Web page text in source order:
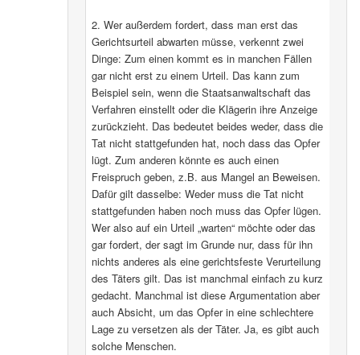
2. Wer außerdem fordert, dass man erst das
Gerichtsurteil abwarten müsse, verkennt zwei
Dinge: Zum einen kommt es in manchen Fällen
gar nicht erst zu einem Urteil. Das kann zum
Beispiel sein, wenn die Staatsanwaltschaft das
Verfahren einstellt oder die Klägerin ihre Anzeige
zurückzieht. Das bedeutet beides weder, dass die
Tat nicht stattgefunden hat, noch dass das Opfer
lügt. Zum anderen könnte es auch einen
Freispruch geben, z.B. aus Mangel an Beweisen.
Dafür gilt dasselbe: Weder muss die Tat nicht
stattgefunden haben noch muss das Opfer lügen.
Wer also auf ein Urteil „warten“ möchte oder das
gar fordert, der sagt im Grunde nur, dass für ihn
nichts anderes als eine gerichtsfeste Verurteilung
des Täters gilt. Das ist manchmal einfach zu kurz
gedacht. Manchmal ist diese Argumentation aber
auch Absicht, um das Opfer in eine schlechtere
Lage zu versetzen als der Täter. Ja, es gibt auch
solche Menschen.